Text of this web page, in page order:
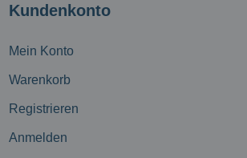
Kundenkonto
Mein Konto
Warenkorb
Registrieren
Anmelden